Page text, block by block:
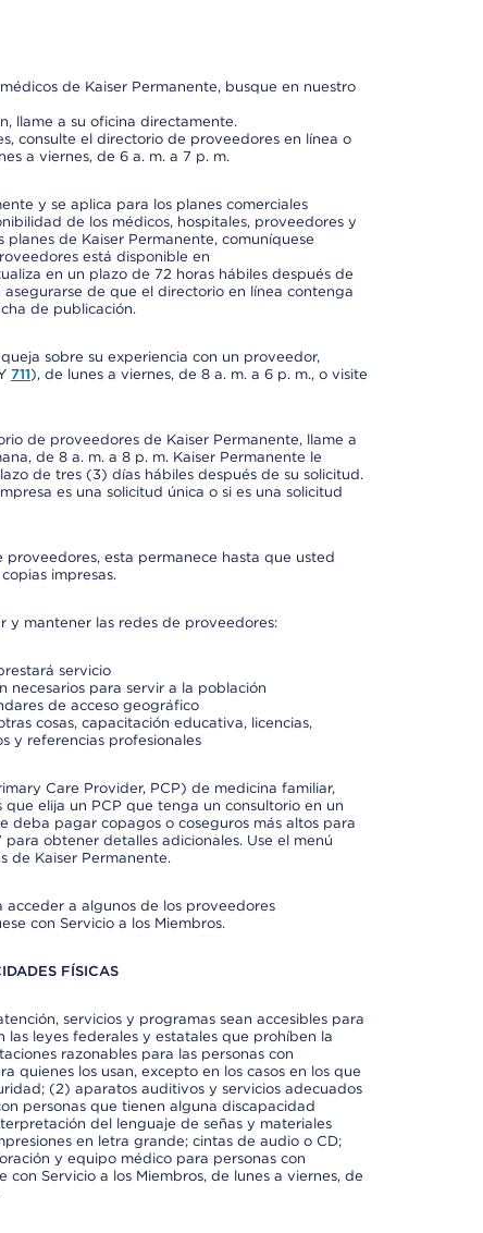
de Kaiser Permanente, busque en nuestro
llame a su oficina directamente.
consulte el directorio de proveedores en línea o
a viernes, de 6 a. m. a 7 p. m.
y se aplica para los planes comerciales
de los médicos, hospitales, proveedores y
de Kaiser Permanente, comuníquese
está disponible en
en un plazo de 72 horas hábiles después de
de que el directorio en línea contenga
de publicación.
sobre su experiencia con un proveedor,
711), de lunes a viernes, de 8 a. m. a 6 p. m., o visite
de proveedores de Kaiser Permanente, llame a
de 8 a. m. a 8 p. m. Kaiser Permanente le
de tres (3) días hábiles después de su solicitud.
es una solicitud única o si es una solicitud
esta permanece hasta que usted
impresas.
y mantener las redes de proveedores:
servicio
para servir a la población
de acceso geográfico
cosas, capacitación educativa, licencias,
y referencias profesionales
Care Provider, PCP) de medicina familiar,
elija un PCP que tenga un consultorio en un
deba pagar copagos o coseguros más altos para
obtener detalles adicionales. Use el menú
de Kaiser Permanente.
acceder a algunos de los proveedores
con Servicio a los Miembros.
FÍSICAS
servicios y programas sean accesibles para
las leyes federales y estatales que prohíben la
razonables para las personas con
quienes los usan, excepto en los casos en los que
(2) aparatos auditivos y servicios adecuados
personas que tienen alguna discapacidad
del lenguaje de señas y materiales
en letra grande; cintas de audio o CD;
y equipo médico para personas con
Servicio a los Miembros, de lunes a viernes, de